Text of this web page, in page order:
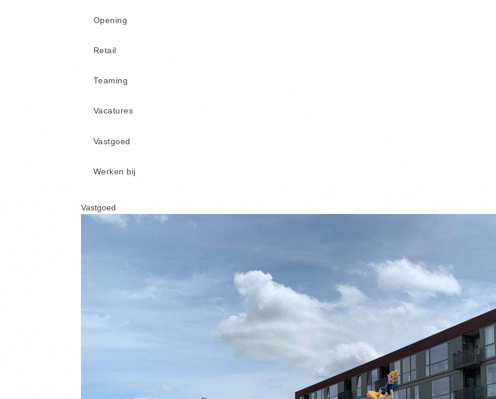
Opening
Retail
Teaming
Vacatures
Vastgoed
Werken bij
Vastgoed